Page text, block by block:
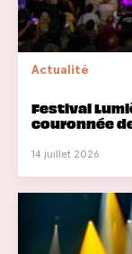
Actualité
Festival
couronnée
14 juillet 2026